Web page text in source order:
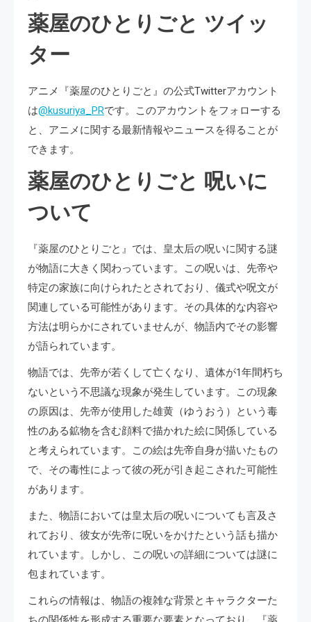
薬屋のひとりごと ツイッ
ター
アニメ『薬屋のひとりごと』の公式Twitterアカウント
は@kusuriya_PRです。このアカウントをフォローする
と、アニメに関する最新情報やニュースを得ることが
できます。
薬屋のひとりごと 呪いに
ついて
『薬屋のひとりごと』では、皇太后の呪いに関する謎
が物語に大きく関わっています。この呪いは、先帝や
特定の家族に向けられたとされており、儀式や呪文が
関連している可能性があります。その具体的な内容や
方法は明らかにされていませんが、物語内でその影響
が語られています。
物語では、先帝が若くして亡くなり、遺体が1年間朽ち
ないという不思議な現象が発生しています。この現象
の原因は、先帝が使用した雄黄（ゆうおう）という毒
性のある鉱物を含む顔料で描かれた絵に関係している
と考えられています。この絵は先帝自身が描いたもの
で、その毒性によって彼の死が引き起こされた可能性
があります。
また、物語においては皇太后の呪いについても言及さ
れており、彼女が先帝に呪いをかけたという話も描か
れています。しかし、この呪いの詳細については謎に
包まれています。
これらの情報は、物語の複雑な背景とキャラクターた